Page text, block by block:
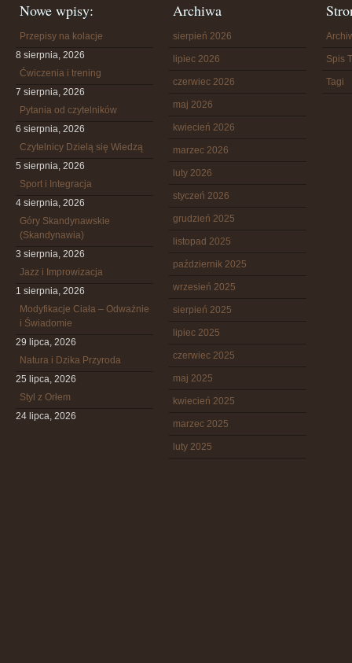
Nowe wpisy:
Przepisy na kolacje
8 sierpnia, 2026
Ćwiczenia i trening
7 sierpnia, 2026
Pytania od czytelników
6 sierpnia, 2026
Czytelnicy Dzielą się Wiedzą
5 sierpnia, 2026
Sport i Integracja
4 sierpnia, 2026
Góry Skandynawskie
(Skandynawia)
3 sierpnia, 2026
Jazz i Improwizacja
1 sierpnia, 2026
Modyfikacje Ciała – Odważnie
i Świadomie
29 lipca, 2026
Natura i Dzika Przyroda
25 lipca, 2026
Styl z Orłem
24 lipca, 2026
Archiwa
sierpień 2026
lipiec 2026
czerwiec 2026
maj 2026
kwiecień 2026
marzec 2026
luty 2026
styczeń 2026
grudzień 2025
listopad 2025
październik 2025
wrzesień 2025
sierpień 2025
lipiec 2025
czerwiec 2025
maj 2025
kwiecień 2025
marzec 2025
luty 2025
Spis
Tagi